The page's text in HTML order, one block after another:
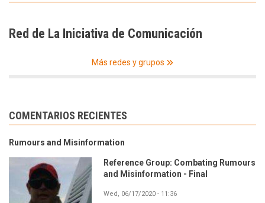
Red de La Iniciativa de Comunicación
Más redes y grupos
COMENTARIOS RECIENTES
Rumours and Misinformation
Reference Group: Combating Rumours
and Misinformation - Final
Wed, 06/17/2020 - 11:36